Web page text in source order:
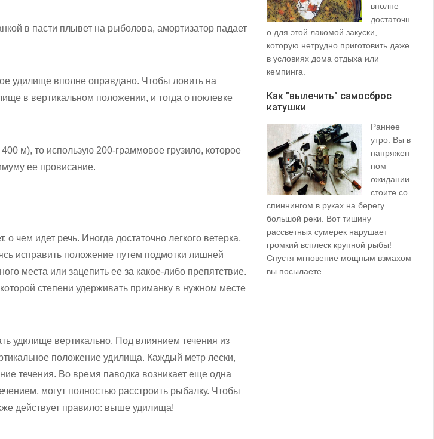
в пасти плывет на рыболова, амортизатор падает
удилище вполне оправдано. Чтобы ловить на
в вертикальном положении, и тогда о поклевке
м), то использую 200-граммовое грузило, которое
ее провисание.
о чем идет речь. Иногда достаточно легкого ветерка,
исправить положение путем подмотки лишней
места или зацепить ее за какое-либо препятствие.
степени удерживать приманку в нужном месте
удилище вертикально. Под влиянием течения из
положение удилища. Каждый метр лески,
течения. Во время паводка возникает еще одна
могут полностью расстроить рыбалку. Чтобы
действует правило: выше удилища!
вполне
достаточн
о для этой лакомой закуски,
которую нетрудно приготовить даже
в условиях дома отдыха или
кемпинга.
Как "вылечить" самосброс
катушки
Раннее
утро. Вы в
напряжен
ном
ожидании
стоите со
спиннингом в руках на берегу
большой реки. Вот тишину
рассветных сумерек нарушает
громкий всплеск крупной рыбы!
Спустя мгновение мощным взмахом
вы посылаете...